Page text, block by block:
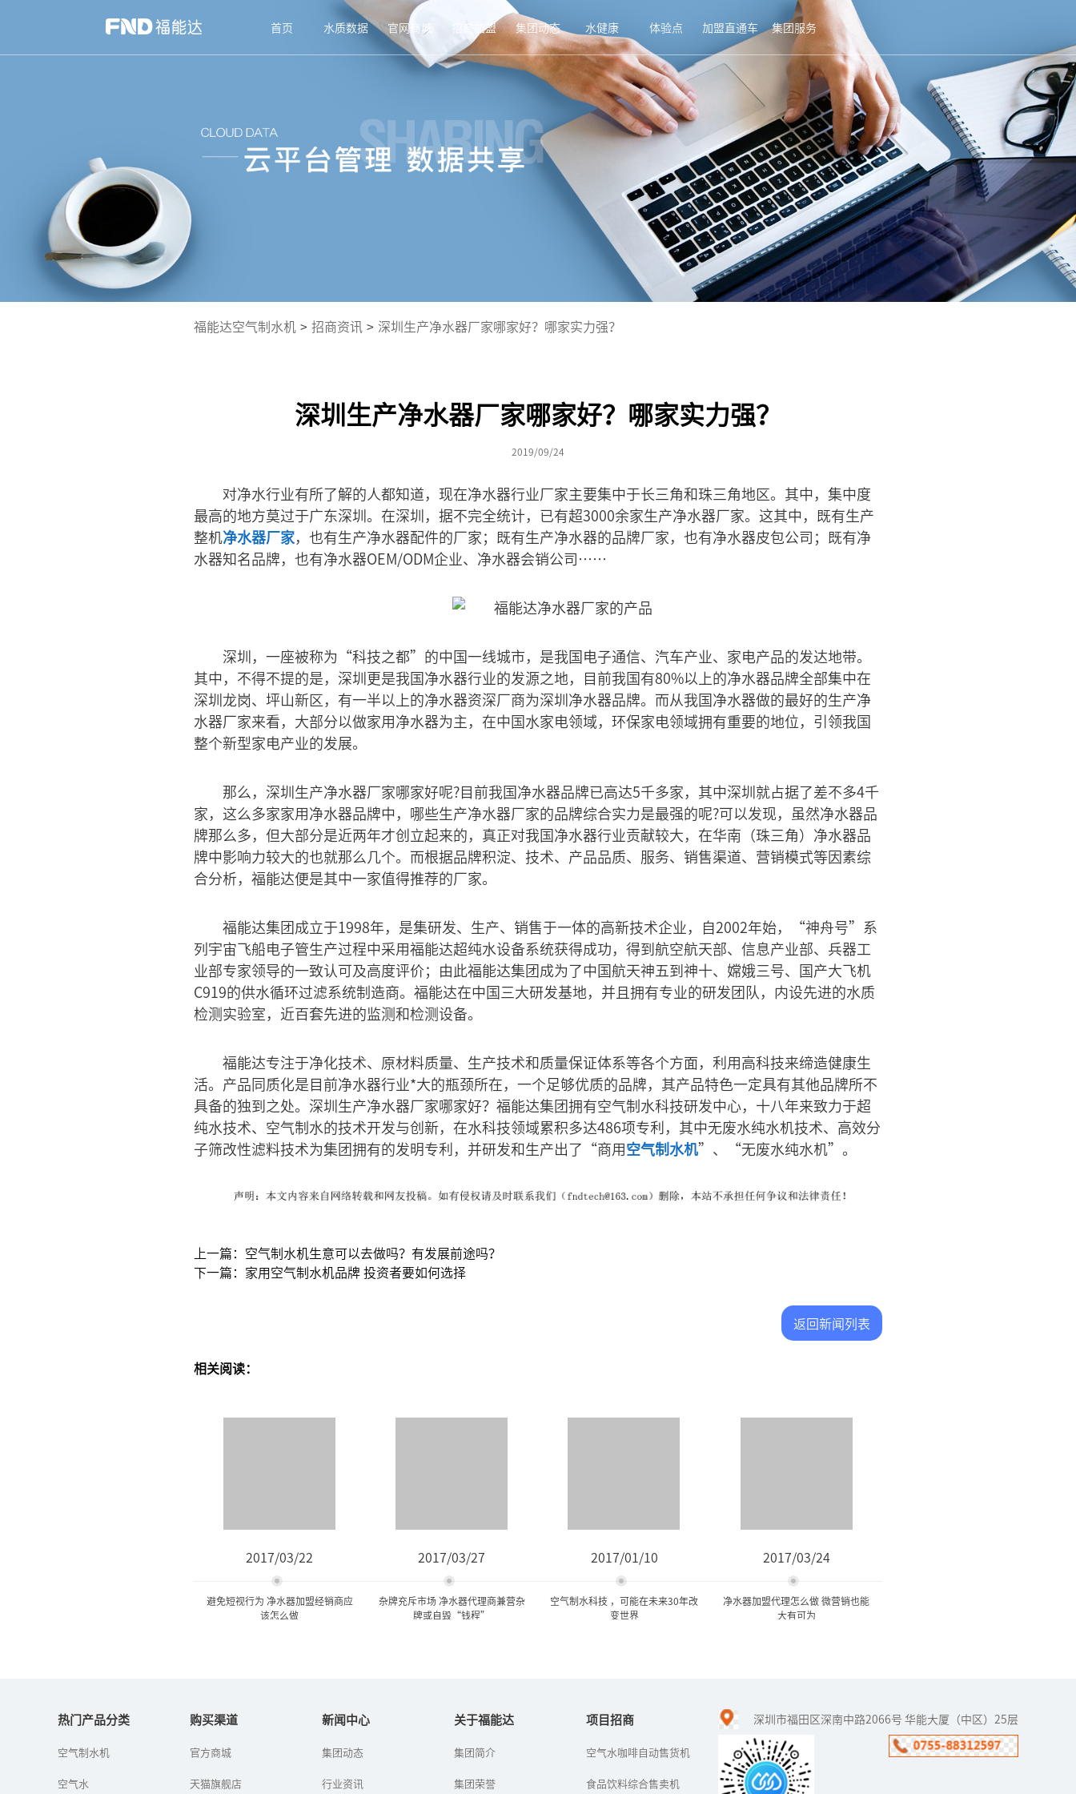
首页 水质数据 官网商城 招商加盟 集团动态 水健康 体验点 加盟直通车 集团服务
福能达空气制水机 > 招商资讯 > 深圳生产净水器厂家哪家好？哪家实力强？
深圳生产净水器厂家哪家好？哪家实力强？
2019/09/24
对净水行业有所了解的人都知道，现在净水器行业厂家主要集中于长三角和珠三角地区。其中，集中度
最高的地方莫过于广东深圳。在深圳，据不完全统计，已有超3000余家生产净水器厂家。这其中，既有生产
整机净水器厂家，也有生产净水器配件的厂家；既有生产净水器的品牌厂家，也有净水器皮包公司；既有净
水器知名品牌，也有净水器OEM/ODM企业、净水器会销公司……
深圳，一座被称为“科技之都”的中国一线城市，是我国电子通信、汽车产业、家电产品的发达地带。
其中，不得不提的是，深圳更是我国净水器行业的发源之地，目前我国有80%以上的净水器品牌全部集中在
深圳龙岗、坪山新区，有一半以上的净水器资深厂商为深圳净水器品牌。而从我国净水器做的最好的生产净
水器厂家来看，大部分以做家用净水器为主，在中国水家电领域，环保家电领域拥有重要的地位，引领我国
整个新型家电产业的发展。
那么，深圳生产净水器厂家哪家好呢?目前我国净水器品牌已高达5千多家，其中深圳就占据了差不多4千
家，这么多家家用净水器品牌中，哪些生产净水器厂家的品牌综合实力是最强的呢?可以发现，虽然净水器品
牌那么多，但大部分是近两年才创立起来的，真正对我国净水器行业贡献较大，在华南（珠三角）净水器品
牌中影响力较大的也就那么几个。而根据品牌积淀、技术、产品品质、服务、销售渠道、营销模式等因素综
合分析，福能达便是其中一家值得推荐的厂家。
福能达集团成立于1998年，是集研发、生产、销售于一体的高新技术企业，自2002年始，“神舟号”系
列宇宙飞船电子管生产过程中采用福能达超纯水设备系统获得成功，得到航空航天部、信息产业部、兵器工
业部专家领导的一致认可及高度评价；由此福能达集团成为了中国航天神五到神十、嫦娥三号、国产大飞机
C919的供水循环过滤系统制造商。福能达在中国三大研发基地，并且拥有专业的研发团队，内设先进的水质
检测实验室，近百套先进的监测和检测设备。
福能达专注于净化技术、原材料质量、生产技术和质量保证体系等各个方面，利用高科技来缔造健康生
活。产品同质化是目前净水器行业*大的瓶颈所在，一个足够优质的品牌，其产品特色一定具有其他品牌所不
具备的独到之处。深圳生产净水器厂家哪家好？福能达集团拥有空气制水科技研发中心，十八年来致力于超
纯水技术、空气制水的技术开发与创新，在水科技领域累积多达486项专利，其中无废水纯水机技术、高效分
子筛改性滤料技术为集团拥有的发明专利，并研发和生产出了“商用空气制水机”、“无废水纯水机”。
上一篇：空气制水机生意可以去做吗？有发展前途吗？
下一篇：家用空气制水机品牌 投资者要如何选择
返回新闻列表
相关阅读：
2017/03/22
避免短视行为 净水器加盟经销商应
该怎么做
水污染日益严峻、企业热
意识提升将持续为净水行
2017/03/27
杂牌充斥市场 净水器代理商兼营杂
牌或自毁“钱程”
随着净水器行业进入品牌
器产品处于鱼龙混杂的局
2017/01/10
空气制水科技 ，可能在未来30年改
变世界
空气制水是为了解决水资
空气制水顾名思义就是从
2017/03/24
净水器加盟代理怎么做 微营销也能
大有可为
当下，人人都有一部智能
手机，通过它可以轻松实
现上网、刷微博、玩微
热门产品分类
空气制水机
空气水
购买渠道
官方商城
天猫旗舰店
新闻中心
集团动态
行业资讯
关于福能达
集团简介
集团荣誉
项目招商
空气水咖啡自动售货机
食品饮料综合售卖机
深圳市福田区深南中路2066号 华能大厦（中区）25层